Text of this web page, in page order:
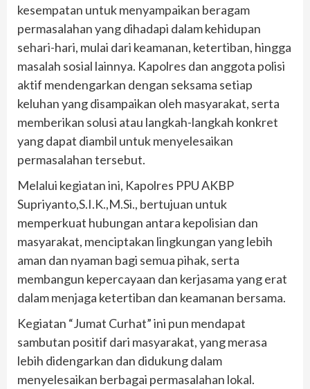
kesempatan untuk menyampaikan beragam
permasalahan yang dihadapi dalam kehidupan
sehari-hari, mulai dari keamanan, ketertiban, hingga
masalah sosial lainnya. Kapolres dan anggota polisi
aktif mendengarkan dengan seksama setiap
keluhan yang disampaikan oleh masyarakat, serta
memberikan solusi atau langkah-langkah konkret
yang dapat diambil untuk menyelesaikan
permasalahan tersebut.
Melalui kegiatan ini, Kapolres PPU AKBP
Supriyanto,S.I.K.,M.Si., bertujuan untuk
memperkuat hubungan antara kepolisian dan
masyarakat, menciptakan lingkungan yang lebih
aman dan nyaman bagi semua pihak, serta
membangun kepercayaan dan kerjasama yang erat
dalam menjaga ketertiban dan keamanan bersama.
Kegiatan “Jumat Curhat” ini pun mendapat
sambutan positif dari masyarakat, yang merasa
lebih didengarkan dan didukung dalam
menyelesaikan berbagai permasalahan lokal.